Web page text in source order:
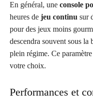
En général, une console
heures de jeu continu sur
pour des jeux moins
descendra souvent sous la
plein régime. Ce
votre choix.
Performances et